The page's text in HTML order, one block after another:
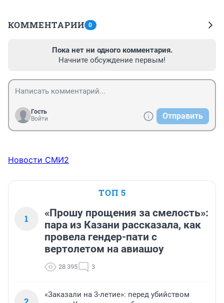
КОММЕНТАРИИ 0
Пока нет ни одного комментария.
Начните обсуждение первым!
Гость
Войти
Отправить
Новости СМИ2
ТОП 5
1
«Прошу прощения за смелость»:
пара из Казани рассказала, как
провела гендер-пати с
вертолетом на авиашоу
28 395 3
«Заказали на 3-летие»: перед убийством